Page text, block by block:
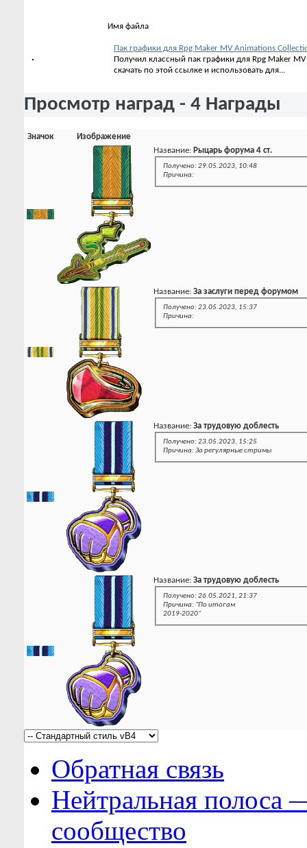
Имя файла
Пак графики для Rpg Maker MV Animations
Получил классный пак графики для Rpg Maker
скачать по этой ссылке и использовать для...
Просмотр наград - 4 Награды
Значок
Изображение
Название: Рыцарь форума 4 ст.
Получено: 29.05.2023, 10:48
Причина:
Название: За заслуги перед форумом
Получено: 23.05.2023, 15:37
Причина:
Название: За трудовую доблесть
Получено: 23.05.2023, 15:25
Причина: За регулярные стримы
Название: За трудовую доблесть
Получено: 26.05.2021, 21:37
Причина: "По итогам
2019-2020"
Обратная связь
Нейтральная полоса
сообщество